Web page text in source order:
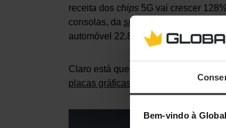
Bem-vindo à
receita dos chips 5G vai crescer
consolas, da smart home
automóvel 22.8% e espera-se ainda
Claro está que, assim que a
placas gráficas
, à escassez das